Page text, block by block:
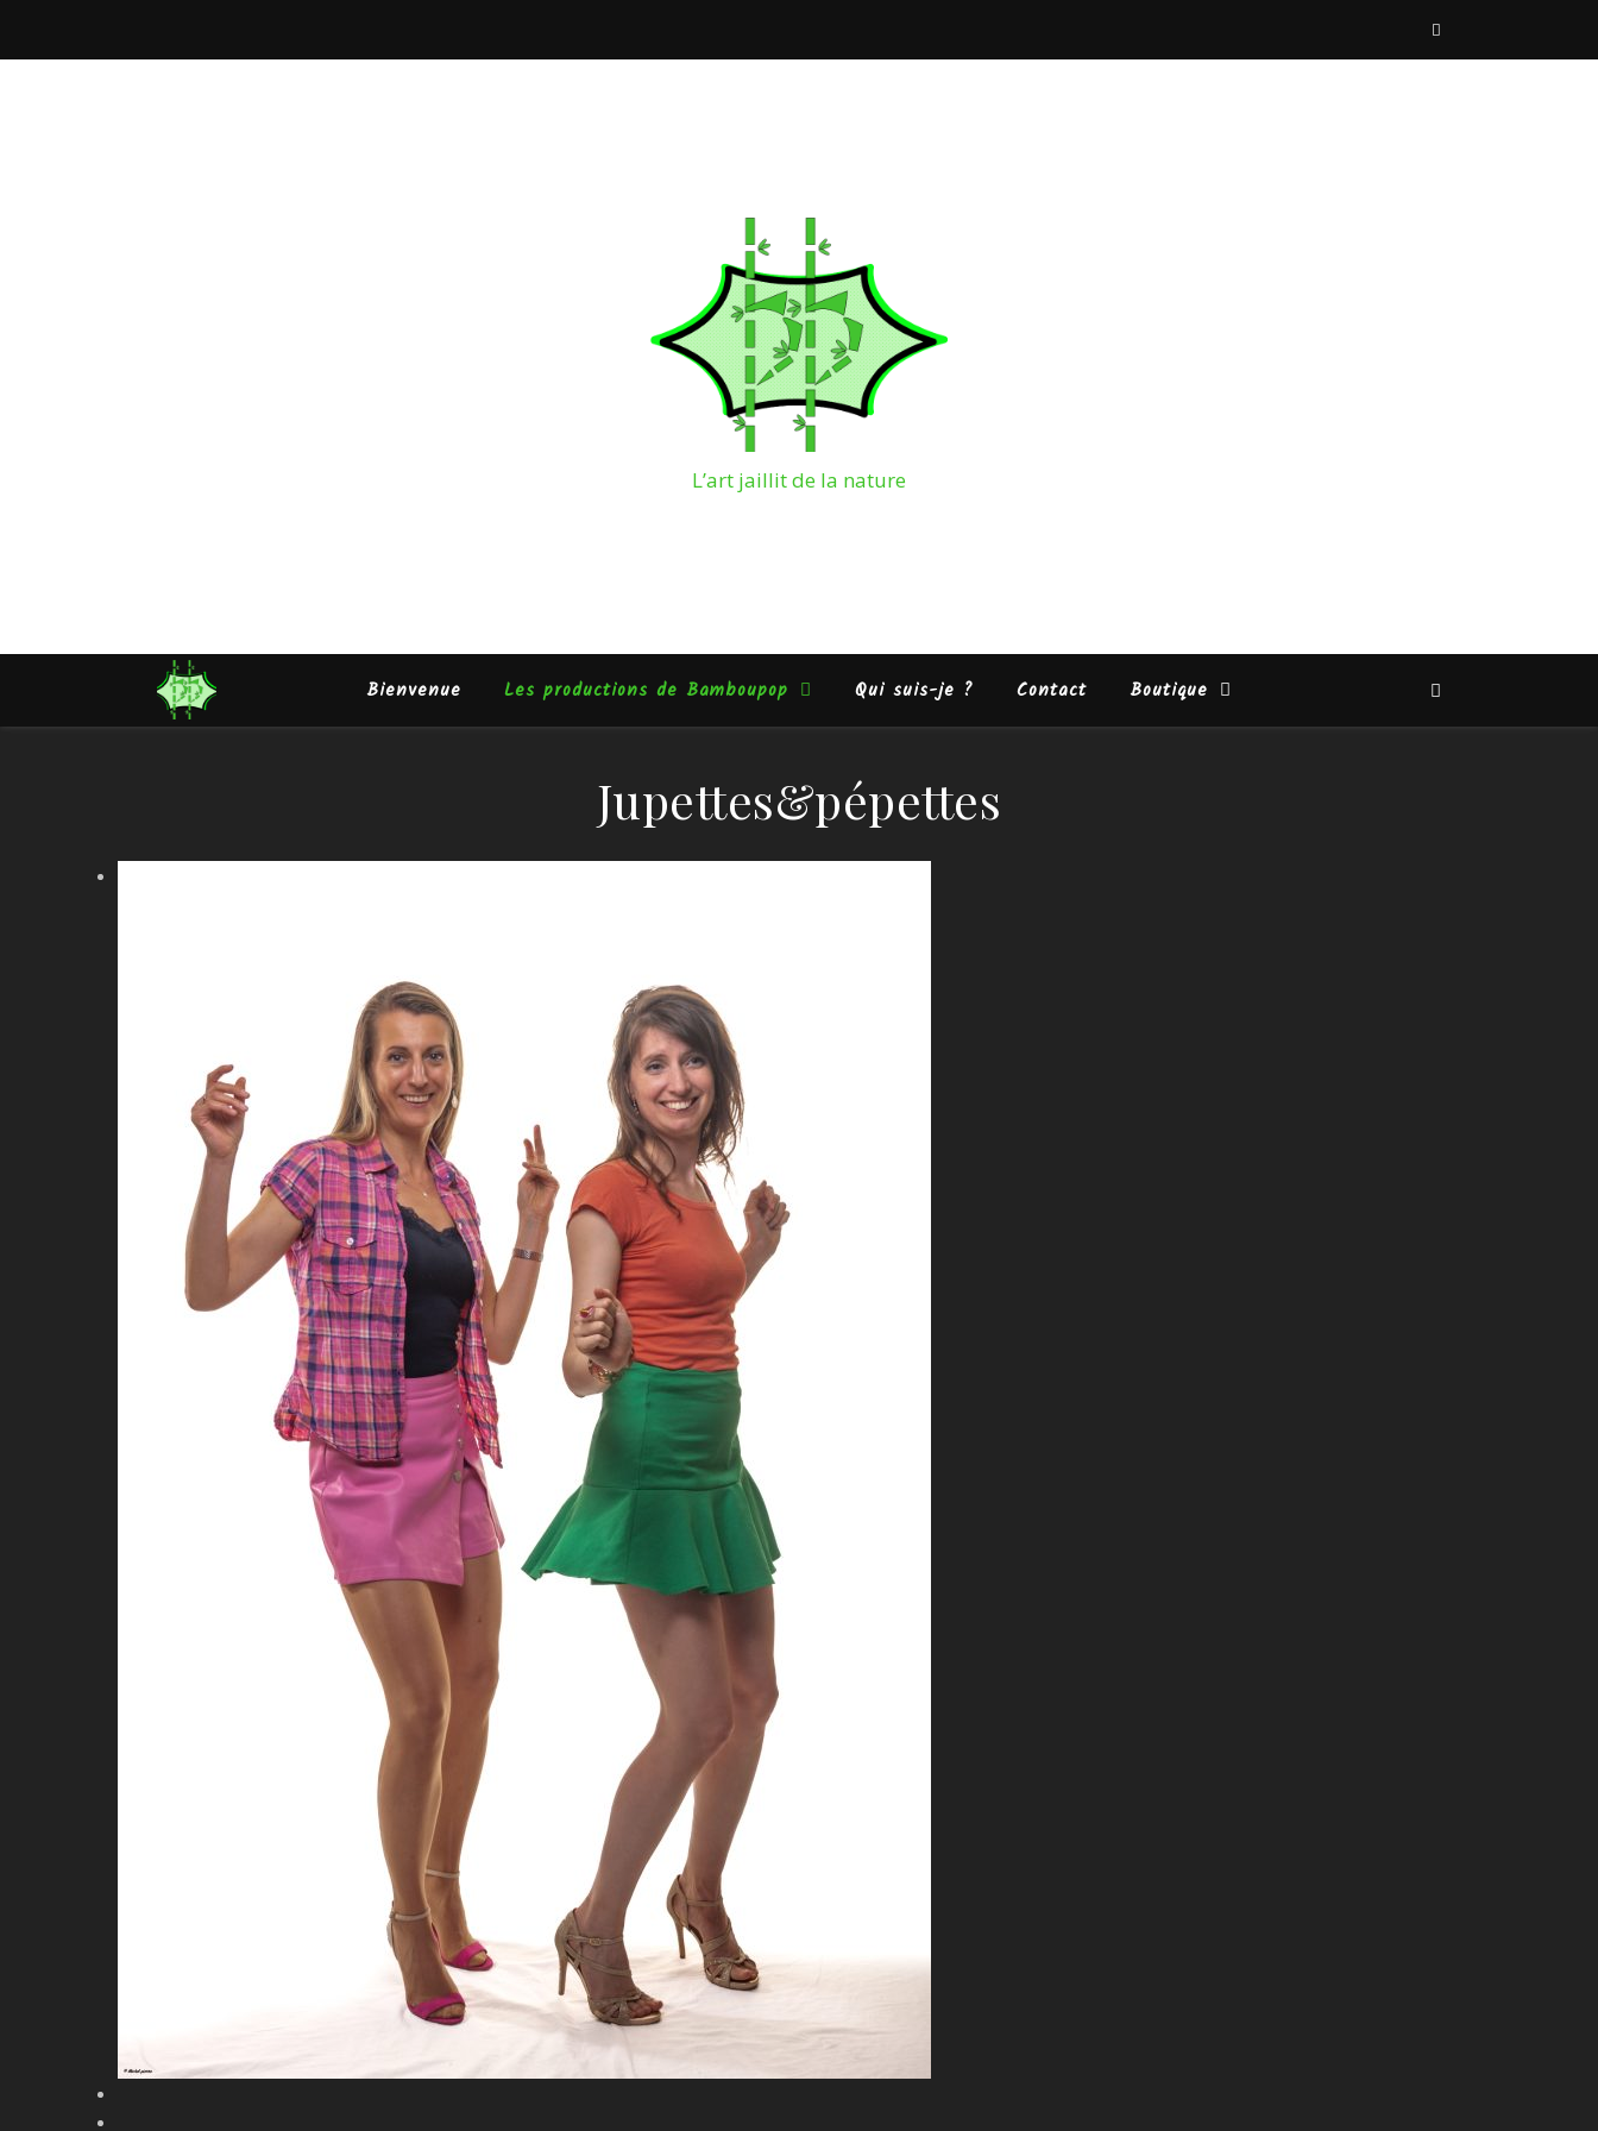
L’art jaillit de la nature
Bienvenue Les productions de Bamboupop Qui suis-je ? Contact Boutique
Jupettes&pépettes